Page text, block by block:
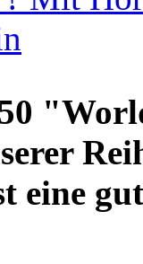
eine